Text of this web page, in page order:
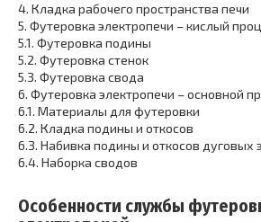
4. Кладка рабочего пространства печи
5. Футеровка электропечи – кислый
5.1. Футеровка подины
5.2. Футеровка стенок
5.3. Футеровка свода
6. Футеровка электропечи – основной
6.1. Материалы для футеровки
6.2. Кладка подины и откосов
6.3. Набивка подины и откосов дуговых
6.4. Наборка сводов
Особенности службы